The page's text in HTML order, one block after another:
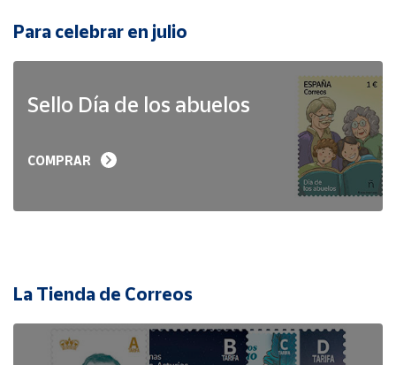
Para celebrar en julio
Sello Día de los abuelos
COMPRAR
La Tienda de Correos